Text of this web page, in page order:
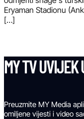
Eryaman Stadionu
[…]
MY TV UVIJEK
Preuzmite MY Media
omiljene vijesti i video